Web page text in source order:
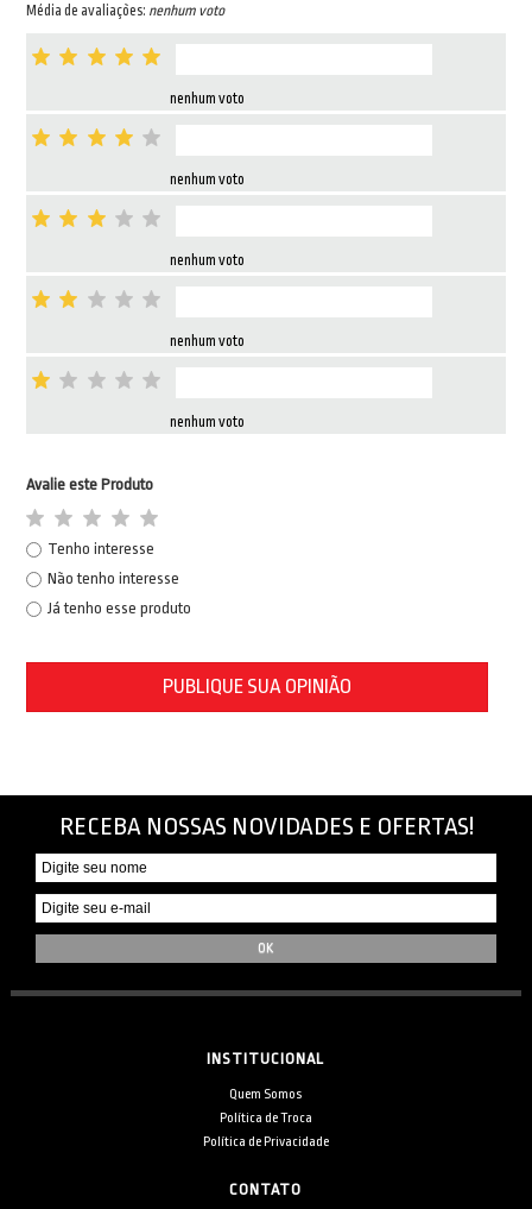
Média de avaliações: nenhum voto
nenhum voto
nenhum voto
nenhum voto
nenhum voto
nenhum voto
Avalie este Produto
Tenho interesse
Não tenho interesse
Já tenho esse produto
PUBLIQUE SUA OPINIÃO
RECEBA NOSSAS NOVIDADES E OFERTAS!
INSTITUCIONAL
Quem Somos
Política de Troca
Política de Privacidade
CONTATO